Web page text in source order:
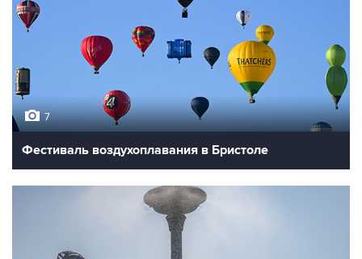
7
Фестиваль воздухоплавания в Бристоле